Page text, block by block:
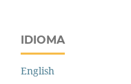
IDIOMA
English